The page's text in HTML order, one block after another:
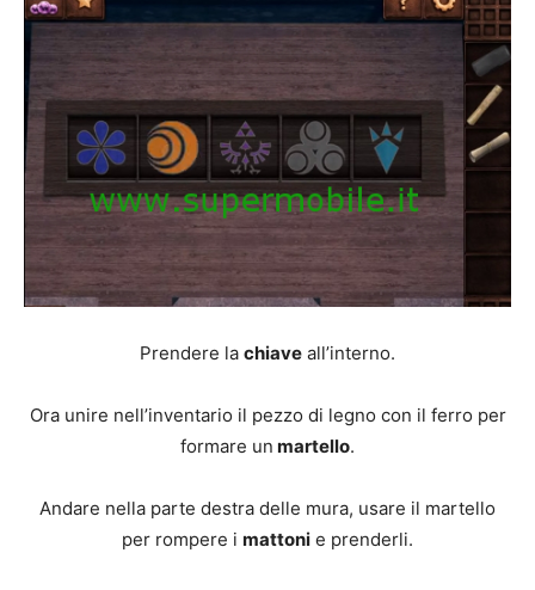
Prendere la chiave all’interno.
Ora unire nell’inventario il pezzo di legno con il ferro per
formare un martello.
Andare nella parte destra delle mura, usare il martello
per rompere i mattoni e prenderli.